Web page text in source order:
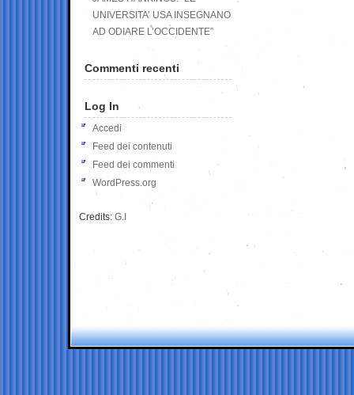
UNIVERSITA’ USA INSEGNANO
AD ODIARE L’OCCIDENTE”
Commenti recenti
Log In
Accedi
Feed dei contenuti
Feed dei commenti
WordPress.org
Credits: G.I